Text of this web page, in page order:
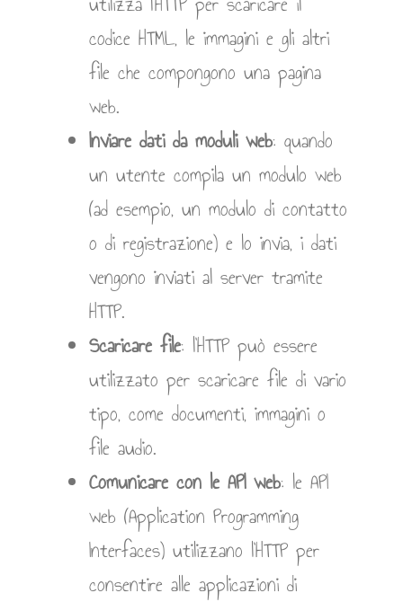
codice HTML, le immagini e gli altri
file che compongono una pagina
web.
Inviare dati da moduli web: quando
un utente compila un modulo web
(ad esempio, un modulo di contatto
o di registrazione) e lo invia, i dati
vengono inviati al server tramite
HTTP.
Scaricare file: l’HTTP può essere
utilizzato per scaricare file di vario
tipo, come documenti, immagini o
file audio.
Comunicare con le API web: le API
web (Application Programming
Interfaces) utilizzano l’HTTP per
consentire alle applicazioni di